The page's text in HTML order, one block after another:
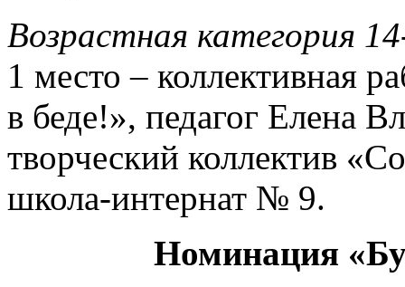
Возрастная категория
1 место – коллективная
в беде!», педагог Елена
творческий коллектив
школа-интернат № 9.
Номинация